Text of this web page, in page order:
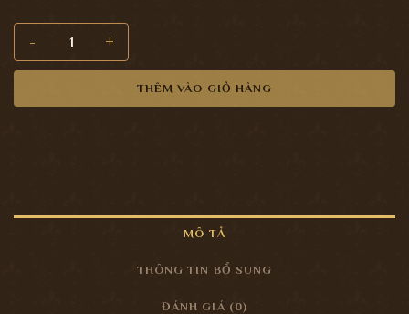
THÊM VÀO GIỎ HÀNG
MÔ TẢ
THÔNG TIN BỔ SUNG
ĐÁNH GIÁ (0)